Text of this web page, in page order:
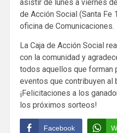
asistir de lunes a viernes
de Acción Social (Santa Fe
oficina de Comunicaciones.
La Caja de Acción Social
con la comunidad y
todos aquellos que forman
eventos que contribuyen al
¡Felicitaciones a los
los próximos sorteos!
Facebook